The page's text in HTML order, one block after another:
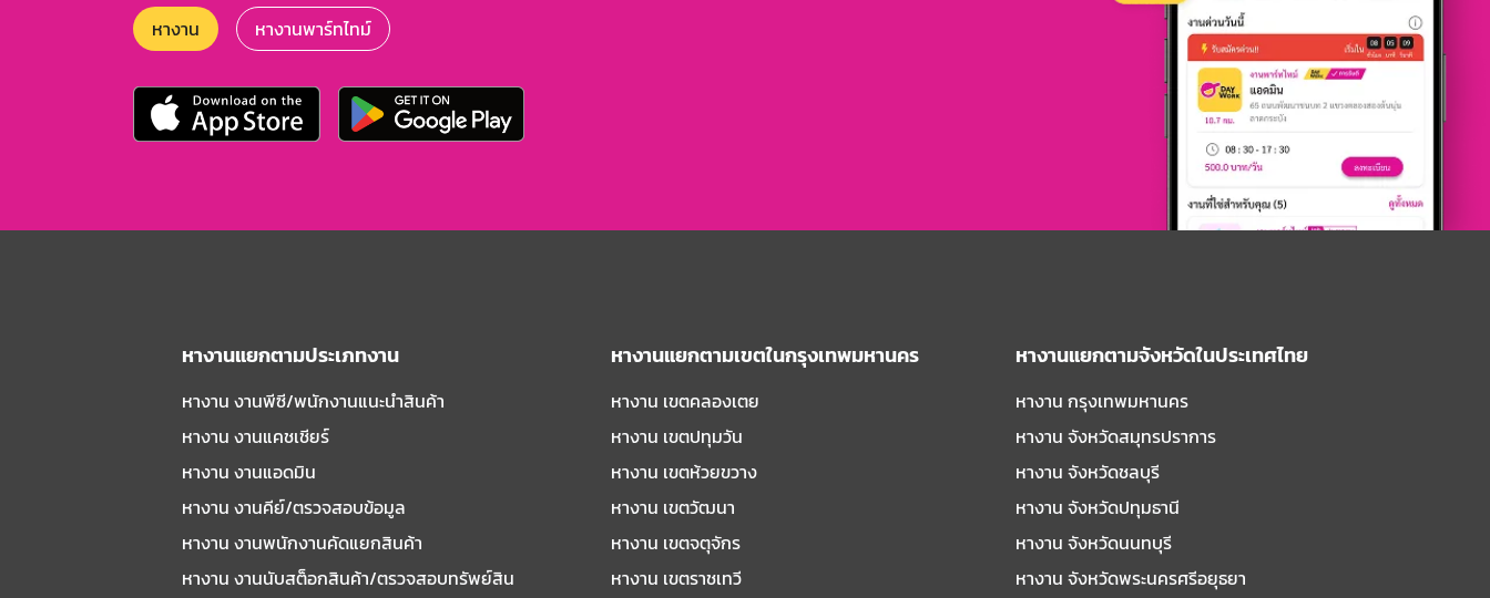
หางาน หางานพาร์ทไทม์
หางานแยกตามประเภทงาน
หางาน งานพีซี/พนักงานแนะนําสินค้า
หางาน งานแคชเชียร์
หางาน งานแอดมิน
หางาน งานคีย์/ตรวจสอบข้อมูล
หางาน งานพนักงานคัดแยกสินค้า
หางาน งานนับสต็อกสินค้า/ตรวจสอบทรัพย์สิน
หางานแยกตามเขตในกรุงเทพมหานคร
หางาน เขตคลองเตย
หางาน เขตปทุมวัน
หางาน เขตห้วยขวาง
หางาน เขตวัฒนา
หางาน เขตจตุจักร
หางาน เขตราชเทวี
หางานแยกตามจังหวัดในประเทศไทย
หางาน กรุงเทพมหานคร
หางาน จังหวัดสมุทรปราการ
หางาน จังหวัดชลบุรี
หางาน จังหวัดปทุมธานี
หางาน จังหวัดนนทบุรี
หางาน จังหวัดพระนครศรีอยุธยา